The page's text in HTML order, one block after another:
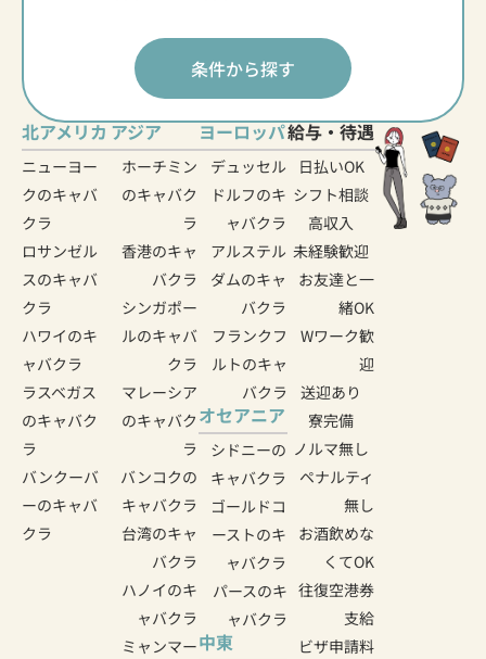
条件から探す
北アメリカ
ニューヨー
クのキャバ
クラ
ロサンゼル
スのキャバ
クラ
ハワイのキ
ャバクラ
ラスベガス
のキャバク
ラ
バンクーバ
ーのキャバ
クラ
アジア
ホーチミン
のキャバク
ラ
香港のキャ
バクラ
シンガポー
ルのキャバ
クラ
マレーシア
のキャバク
ラ
バンコクの
キャバクラ
台湾のキャ
バクラ
ハノイのキ
ャバクラ
ミャンマー
ヨーロッパ
デュッセル
ドルフのキ
ャバクラ
アルステル
ダムのキャ
バクラ
フランクフ
ルトのキャ
バクラ
オセアニア
シドニーの
キャバクラ
ゴールドコ
ーストのキ
ャバクラ
パースのキ
ャバクラ
中東
給与・待遇
日払いOK
シフト相談
高収入
未経験歓迎
お友達と一
緒OK
Wワーク歓
迎
送迎あり
寮完備
ノルマ無し
ペナルティ
無し
お酒飲めな
くてOK
往復空港券
支給
ビザ申請料